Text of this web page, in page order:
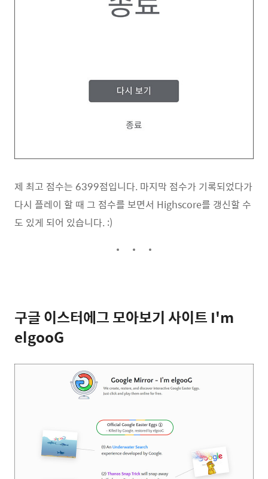
제 최고 점수는 6399점입니다. 마지막 점수가 기록되었다가
다시 플레이 할 때 그 점수를 보면서 Highscore를 갱신할 수
도 있게 되어 있습니다. :)
구글 이스터에그 모아보기 사이트 I'm
elgooG